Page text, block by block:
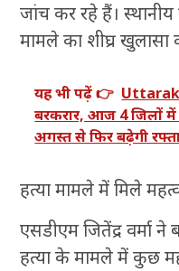
जांच कर रहे हैं। स्थानीय
मामले का शीघ्र खुलासा
यह भी पढ़ें 👉
बरकरार, आज 4 जिलों में
अगस्त से फिर बढ़ेगी
हत्या मामले में मिले
एसडीएम जितेंद्र वर्मा
हत्या के मामले में कुछ